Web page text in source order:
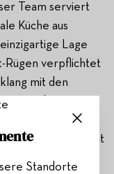
Team serviert
Küche aus
Lage
Rügen verpflichtet
mit den
dieser
der
Umgang mit
darbieten.
Standorte